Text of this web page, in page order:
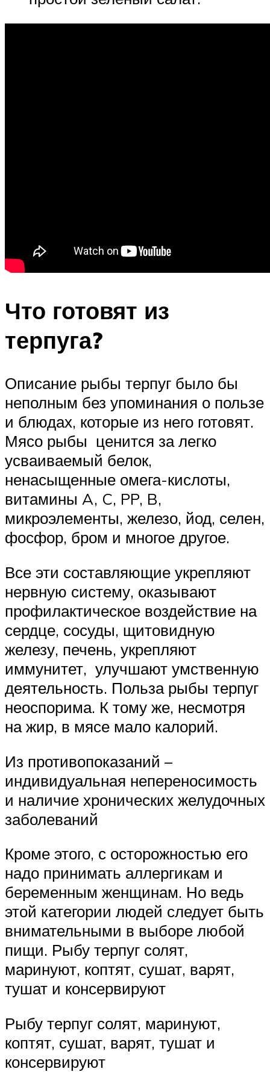
Что готовят из
терпуга?
Описание рыбы терпуг было бы
неполным без упоминания о пользе
и блюдах, которые из него готовят.
Мясо рыбы ценится за легко
усваиваемый белок,
ненасыщенные омега-кислоты,
витамины A, C, PP, B,
микроэлементы, железо, йод, селен,
фосфор, бром и многое другое.
Все эти составляющие укрепляют
нервную систему, оказывают
профилактическое воздействие на
сердце, сосуды, щитовидную
железу, печень, укрепляют
иммунитет, улучшают умственную
деятельность. Польза рыбы терпуг
неоспорима. К тому же, несмотря
на жир, в мясе мало калорий.
Из противопоказаний –
индивидуальная непереносимость
и наличие хронических желудочных
заболеваний
Кроме этого, с осторожностью его
надо принимать аллергикам и
беременным женщинам. Но ведь
этой категории людей следует быть
внимательными в выборе любой
пищи. Рыбу терпуг солят,
маринуют, коптят, сушат, варят,
тушат и консервируют
Рыбу терпуг солят, маринуют,
коптят, сушат, варят, тушат и
консервируют